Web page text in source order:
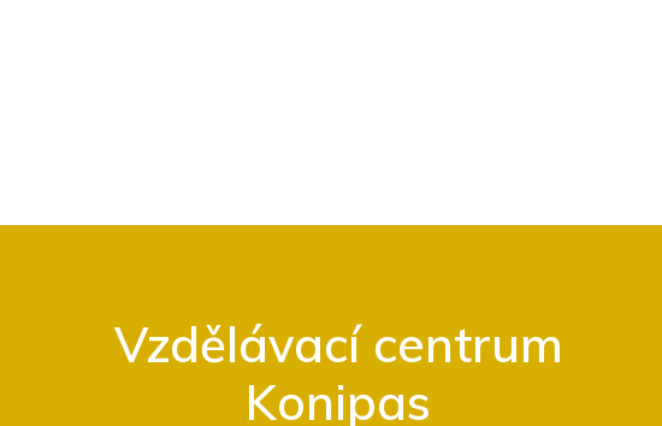
Vzdělávací centrum
Konipas